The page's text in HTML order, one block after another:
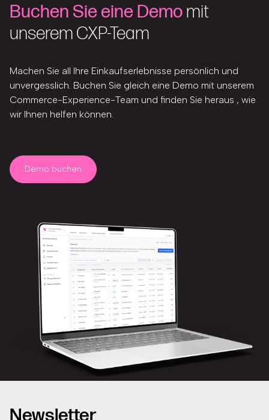
Buchen Sie eine Demomit
unserem CXP-Team
Machen Sie all Ihre Einkaufserlebnisse persönlich und
unvergesslich. Buchen Sie gleich eine Demo mit unserem
Commerce-Experience-Team und finden Sie heraus , wie
wir Ihnen helfen können.
Demo buchen
Newsletter